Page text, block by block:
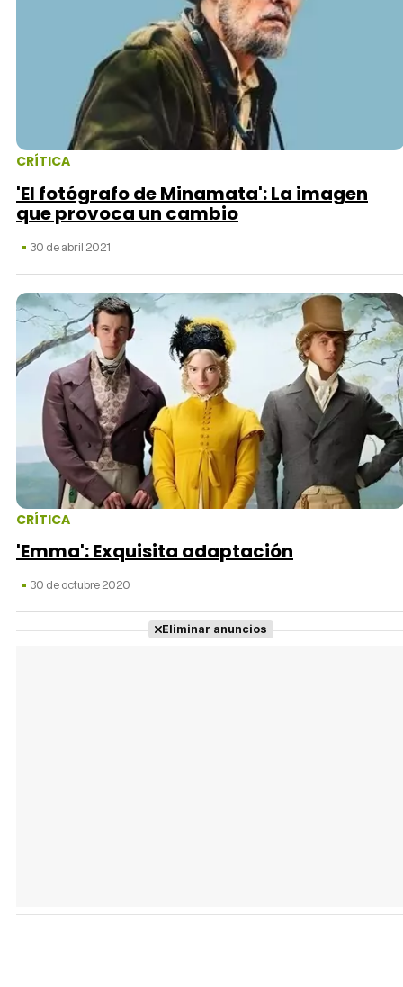
CRÍTICA
'El fotógrafo de Minamata': La imagen
que provoca un cambio
30 de abril 2021
CRÍTICA
'Emma': Exquisita adaptación
30 de octubre 2020
Eliminar anuncios